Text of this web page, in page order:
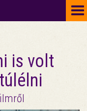
is volt